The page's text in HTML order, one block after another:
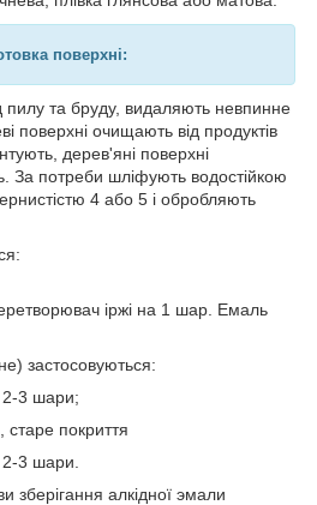
поверхні:
та бруду, видаляють невпинне
поверхні очищають від продуктів
дерев'яні поверхні
За потреби шліфують водостійкою
4 або 5 і обробляють
іржі на 1 шар. Емаль
застосовуються:
3 шари;
старе покриття
3 шари.
зберігання алкідної эмали